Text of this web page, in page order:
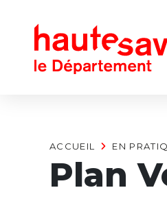
ACCUEIL EN
Plan